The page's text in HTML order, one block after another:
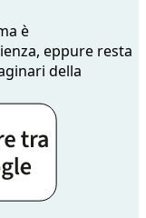
è
eppure resta
della